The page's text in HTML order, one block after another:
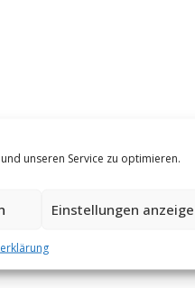
unseren Service zu optimieren.
Einstellungen